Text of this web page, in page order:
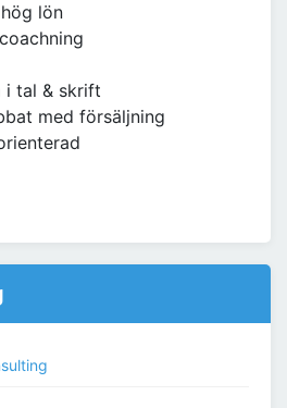
lön
i tal & skrift
med försäljning